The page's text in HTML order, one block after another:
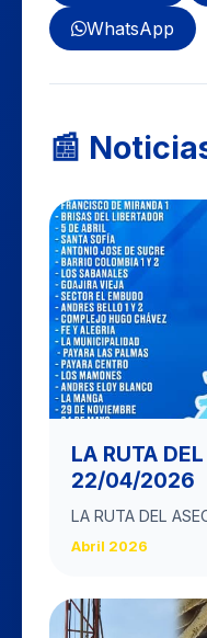
WhatsApp
📰
LA RUTA
22/04/2026
LA RUTA DEL
Abril 2026